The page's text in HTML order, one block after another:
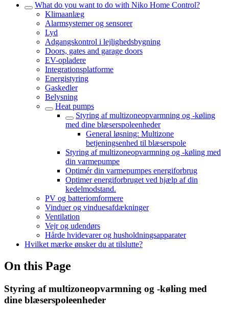
What do you want to do with Niko Home Control?
Klimaanlæg
Alarmsystemer og sensorer
Lyd
Adgangskontrol i lejlighedsbygning
Doors, gates and garage doors
EV-opladere
Integrationsplatforme
Energistyring
Gaskedler
Belysning
Heat pumps
Styring af multizoneopvarmning og -køling
med dine blæserspoleenheder
General løsning: Multizone
betjeningsenhed til blæserspole
Styring af multizoneopvarmning og -køling med
din varmepumpe
Optimér din varmepumpes energiforbrug
Optimer energiforbruget ved hjælp af din
kedelmodstand.
PV og batteriomformere
Vinduer og vinduesafdækninger
Ventilation
Vejr og udendørs
Hårde hvidevarer og husholdningsapparater
Hvilket mærke ønsker du at tilslutte?
On this Page
Styring af multizoneopvarmning og -køling med
dine blæserspoleenheder